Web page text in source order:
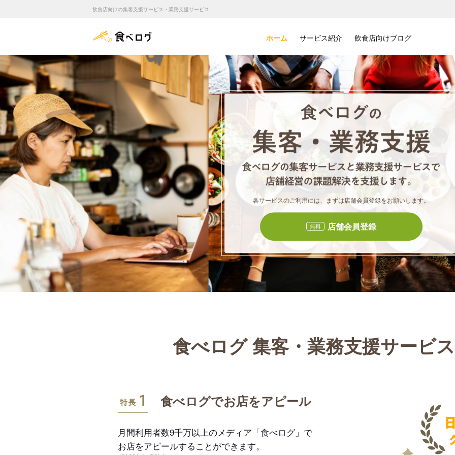
飲食店向けの集客支援サービス・業務支援サービス
ホーム サービス紹介 飲食店向けブログ
食べロ
各サービスのご利用には、まずは店舗会員登録をお願いします。
無料 店舗会員登録
食べログ 集客・業務支援サービ
特長1
食べログでお店をアピール
月間利用者数9千万以上のメディア「食べログ」で
お店をアピールすることができます。